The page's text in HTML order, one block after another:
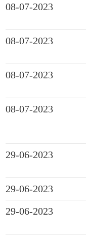
08-07-2023
08-07-2023
08-07-2023
08-07-2023
29-06-2023
29-06-2023
29-06-2023